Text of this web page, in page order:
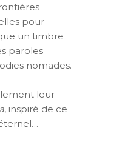
pour
un timbre
paroles
nomades.
leur
, inspiré de ce